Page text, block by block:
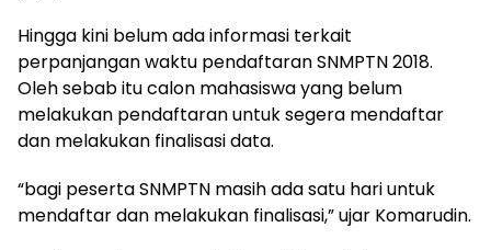
Hingga kini belum ada informasi terkait
perpanjangan waktu pendaftaran SNMPTN 2018.
Oleh sebab itu calon mahasiswa yang belum
melakukan pendaftaran untuk segera mendaftar
dan melakukan finalisasi data.
“bagi peserta SNMPTN masih ada satu hari untuk
mendaftar dan melakukan finalisasi,” ujar Komarudin.